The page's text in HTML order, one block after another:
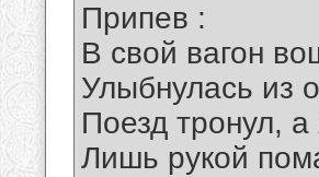
Припев :
В свой вагон
Улыбнулась из
Поезд тронул, а
Лишь рукой